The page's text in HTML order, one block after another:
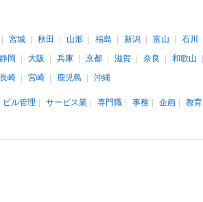
宮城 秋田 山形 福島 新潟 富山 石川
静岡 大阪 兵庫 京都 滋賀 奈良 和歌山
長崎 宮崎 鹿児島 沖縄
ビル管理 サービス業 専門職 事務 企画 教育